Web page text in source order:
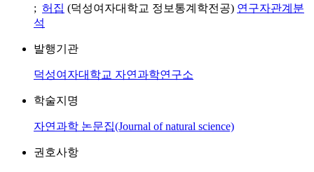
; 허집 (덕성여자대학교 정보통계학전공) 연구자관계분
석
발행기관
덕성여자대학교 자연과학연구소
학술지명
자연과학 논문집(Journal of natural science)
권호사항